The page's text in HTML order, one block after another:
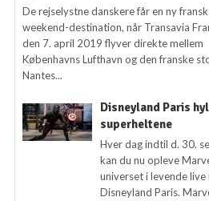
De rejselystne danskere får en ny fransk
weekend-destination, når Transavia
den 7. april 2019 flyver direkte mellem
Københavns Lufthavn og den franske
Nantes...
Disneyland Paris
superheltene
Hver dag indtil d. 30.
kan du nu opleve
universet i levende live
Disneyland Paris.